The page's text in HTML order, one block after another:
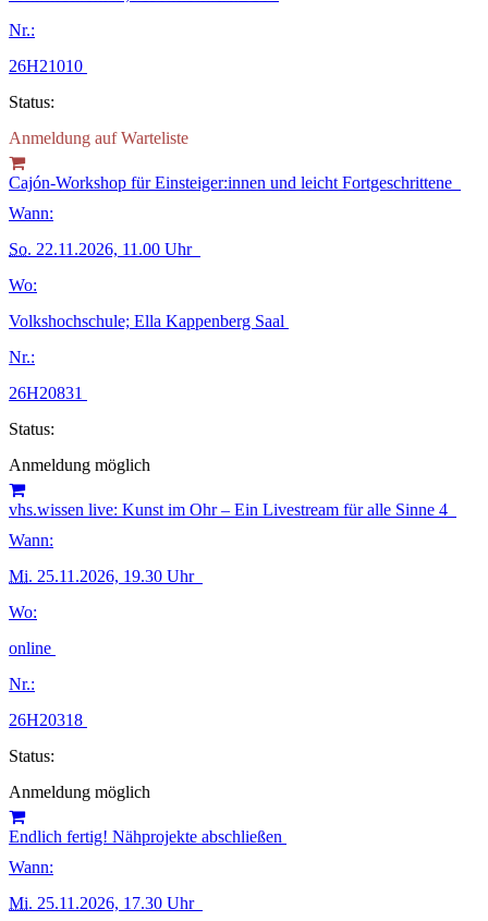
Nr.:
26H21010
Status:
Anmeldung auf Warteliste
Cajón-Workshop für Einsteiger:innen und leicht Fortgeschrittene
Wann:
So. 22.11.2026, 11.00 Uhr
Wo:
Volkshochschule; Ella Kappenberg Saal
Nr.:
26H20831
Status:
Anmeldung möglich
vhs.wissen live: Kunst im Ohr – Ein Livestream für alle Sinne 4
Wann:
Mi. 25.11.2026, 19.30 Uhr
Wo:
online
Nr.:
26H20318
Status:
Anmeldung möglich
Endlich fertig! Nähprojekte abschließen
Wann:
Mi. 25.11.2026, 17.30 Uhr